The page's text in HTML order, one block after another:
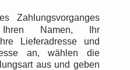
Zahlungsvorganges
Namen, Ihr
Lieferadresse und
an, wählen die
aus und geben